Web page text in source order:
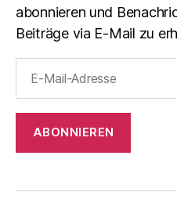
abonnieren und
Beiträge via E-Mail zu
Mail-
Adresse
ABONNIEREN